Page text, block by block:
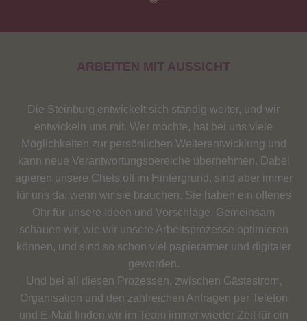
ARBEITEN MIT AUSSICHT
Die Steinburg entwickelt sich ständig weiter, und wir
entwickeln uns mit. Wer möchte, hat bei uns viele
Möglichkeiten zur persönlichen Weiterentwicklung und
kann neue Verantwortungsbereiche übernehmen. Dabei
agieren unsere Chefs oft im Hintergrund, sind aber immer
für uns da, wenn wir sie brauchen. Sie haben ein offenes
Ohr für unsere Ideen und Vorschläge. Gemeinsam
schauen wir, wie wir unsere Arbeitsprozesse optimieren
können, und sind so schon viel papierärmer und digitaler
geworden.
Und bei all diesen Prozessen, zwischen Gästestrom,
Organisation und den zahlreichen Anfragen per Telefon
und E-Mail finden wir im Team immer wieder Zeit für ein